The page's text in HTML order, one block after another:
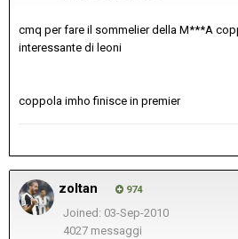
cmq per fare il sommelier della M***A
interessante di leoni
coppola imho finisce in premier
zoltan 974
Joined: 03-Sep-2010
4027 messaggi